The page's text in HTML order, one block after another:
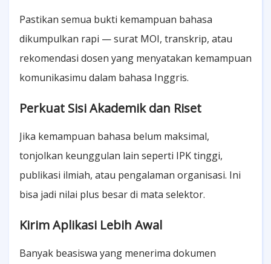
Pastikan semua bukti kemampuan bahasa
dikumpulkan rapi — surat MOI, transkrip, atau
rekomendasi dosen yang menyatakan kemampuan
komunikasimu dalam bahasa Inggris.
Perkuat Sisi Akademik dan Riset
Jika kemampuan bahasa belum maksimal,
tonjolkan keunggulan lain seperti IPK tinggi,
publikasi ilmiah, atau pengalaman organisasi. Ini
bisa jadi nilai plus besar di mata selektor.
Kirim Aplikasi Lebih Awal
Banyak beasiswa yang menerima dokumen